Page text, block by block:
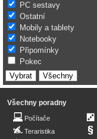
PC sestavy
Ostatní
Mobily a tablety
Notebooky
Připomínky
Pokec
Všechny poradny
Počítače
Teraristika